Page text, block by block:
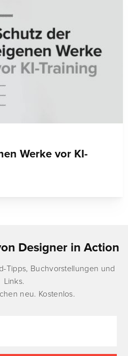
Werke vor KI-
Designer in Action
Tipps, Buchvorstellungen und
Links.
neu. Kostenlos.